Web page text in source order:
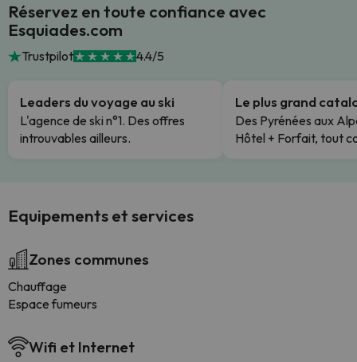
Réservez en toute confiance avec
Esquiades.com
Trustpilot 4.4/5
Leaders du voyage au ski
L'agence de ski n°1. Des offres
introuvables ailleurs.
Le plus grand
Des Pyrénées aux
Hôtel + Forfait, tout
Equipements et services
Zones communes
Chauffage
Espace fumeurs
Wifi et Internet